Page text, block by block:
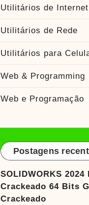
Utilitários de Internet
Utilitários de Rede
Utilitários para
Web & Programming
Web e Programação
Postagens
SOLIDWORKS 2024
Crackeado 64 Bits
Crackeado